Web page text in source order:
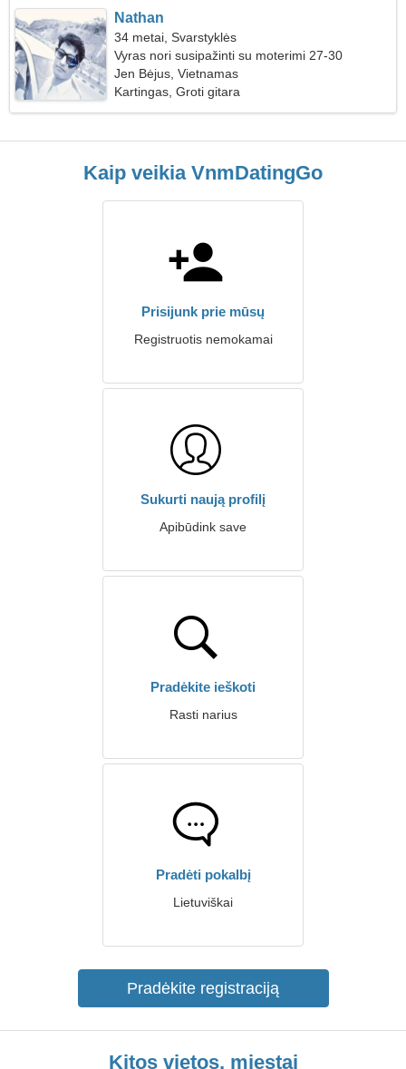
Nathan
34 metai, Svarstyklės
Vyras nori susipažinti su moterimi 27-30
Jen Bėjus, Vietnamas
Kartingas, Groti gitara
Kaip veikia VnmDatingGo
Prisijunk prie mūsų
Registruotis nemokamai
Sukurti naują profilį
Apibūdink save
Pradėkite ieškoti
Rasti narius
Pradėti pokalbį
Lietuviškai
Pradėkite registraciją
Kitos vietos, miestai